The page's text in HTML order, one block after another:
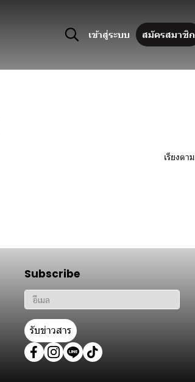
เข้าสู่ระบบ สมัครสมาชิก
เรียงตาม
Subscribe
รับข่าวสาร